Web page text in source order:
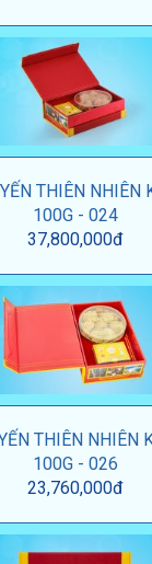
THIÊN NHIÊN
100G - 024
37,800,000đ
THIÊN NHIÊN
100G - 026
23,760,000đ